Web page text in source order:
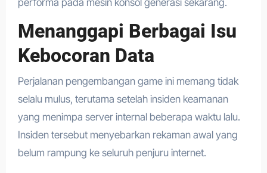
performa pada mesin konsol generasi sekarang.
Menanggapi Berbagai Isu
Kebocoran Data
Perjalanan pengembangan game ini memang tidak
selalu mulus, terutama setelah insiden keamanan
yang menimpa server internal beberapa waktu lalu.
Insiden tersebut menyebarkan rekaman awal yang
belum rampung ke seluruh penjuru internet.